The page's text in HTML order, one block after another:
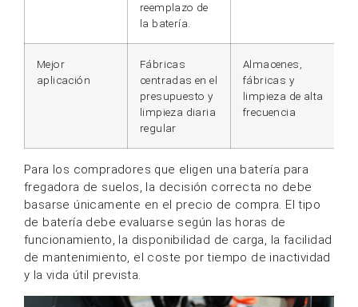
reemplazo de
la batería.
Mejor
aplicación
Fábricas
centradas en el
presupuesto y
limpieza diaria
regular
Almacenes,
fábricas y
limpieza de alta
frecuencia
Para los compradores que eligen una batería para
fregadora de suelos, la decisión correcta no debe
basarse únicamente en el precio de compra. El tipo
de batería debe evaluarse según las horas de
funcionamiento, la disponibilidad de carga, la facilidad
de mantenimiento, el coste por tiempo de inactividad
y la vida útil prevista.